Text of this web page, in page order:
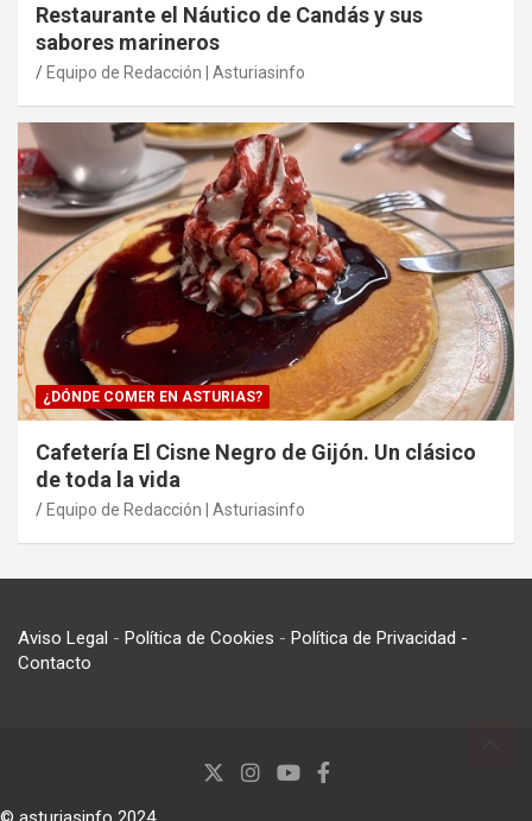
Restaurante el Náutico de Candás y sus
sabores marineros
Equipo de Redacción | Asturiasinfo
¿DÓNDE COMER EN ASTURIAS?
Cafetería El Cisne Negro de Gijón. Un clásico
de toda la vida
Equipo de Redacción | Asturiasinfo
Aviso Legal - Política de Cookies - Política de Privacidad -
Contacto